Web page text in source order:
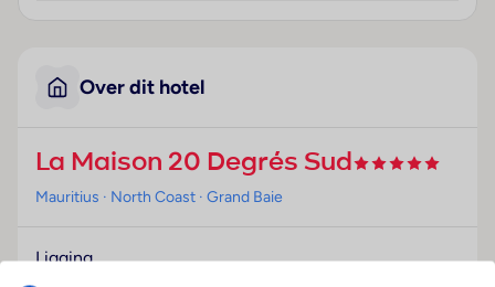
Over dit hotel
La Maison 20 Degrés Sud
Mauritius · North Coast · Grand Baie
Ligging